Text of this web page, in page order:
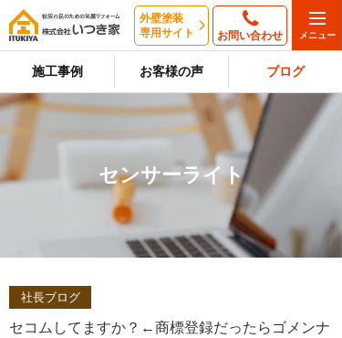
外壁塗装
専用サイト
お問い合わせ
施工事例 お客様の声 ブログ
センサーライト
社長ブログ
セコムしてますか？←商標登録だったらゴメンナ